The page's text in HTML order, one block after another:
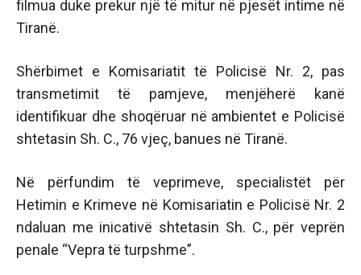
filmua duke prekur një të mitur në pjesët intime në
Tiranë.
Shërbimet e Komisariatit të Policisë Nr. 2, pas
transmetimit të pamjeve, menjëherë kanë
identifikuar dhe shoqëruar në ambientet e Policisë
shtetasin Sh. C., 76 vjeç, banues në Tiranë.
Në përfundim të veprimeve, specialistët për
Hetimin e Krimeve në Komisariatin e Policisë Nr. 2
ndaluan me inicativë shtetasin Sh. C., për veprën
penale “Vepra të turpshme”.